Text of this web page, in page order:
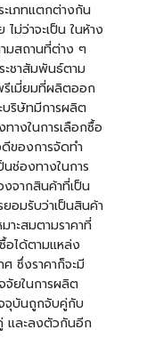
ะเภทแตกต่างกัน
ม่ว่าจะเป็น ในห้าง
มสถานที่ต่าง ๆ
ชาสัมพันธ์ตาม
รีเมี่ยมที่ผลิตออก
บริษัทมีการผลิต
างในการเลือกซื้อ
ของการจัดทำ
ช่องทางในการ
จากสินค้าที่เป็น
อมรับว่าเป็นสินค้า
าะสมตามราคาที่
อได้ตามแหล่ง
ซึ่งราคาก็จะมี
ยในการผลิต
จุบันถูกจับคู่กับ
และลงตัวกันอีก